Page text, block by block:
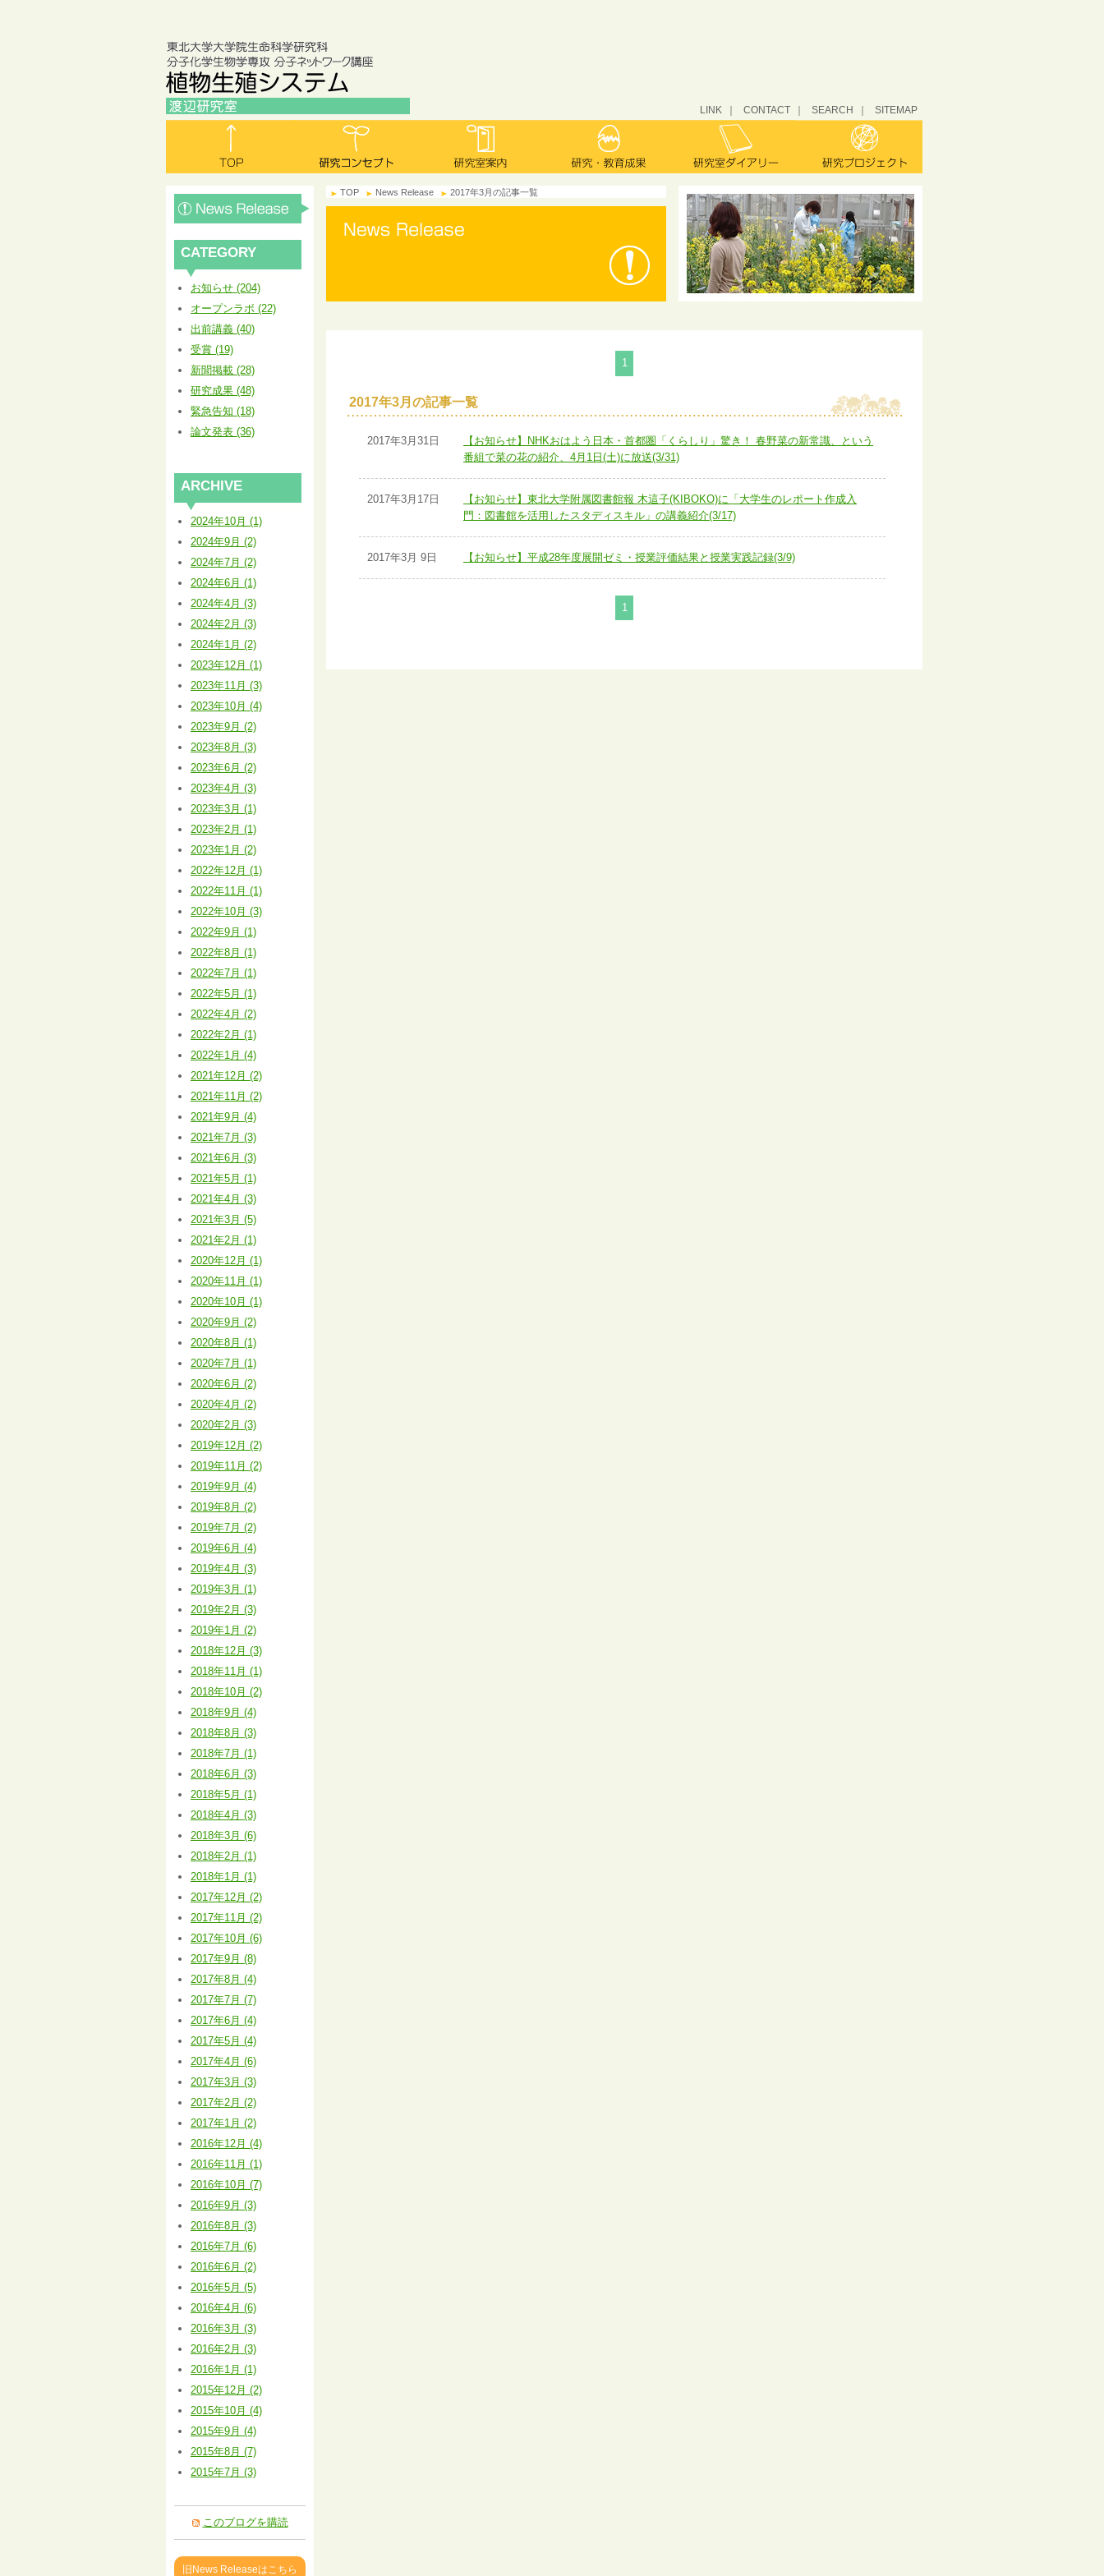
LINK CONTACT SEARCH SITEMAP
TOP News Release 2017年3月の記事一覧
1
2017年3月の記事一覧
2017年3月31日
【お知らせ】NHKおはよう日本・首都圏「くらしり」驚き！ 春野菜の新常識、という
番組で菜の花の紹介、4月1日(土)に放送(3/31)
2017年3月17日
【お知らせ】東北大学附属図書館報 木這子(KIBOKO)に「大学生のレポート作成入
門：図書館を活用したスタディスキル」の講義紹介(3/17)
2017年3月 9日 【お知らせ】平成28年度展開ゼミ・授業評価結果と授業実践記録(3/9)
1
CATEGORY
お知らせ (204)
オープンラボ (22)
出前講義 (40)
受賞 (19)
新聞掲載 (28)
研究成果 (48)
緊急告知 (18)
論文発表 (36)
ARCHIVE
2024年10月 (1)
2024年9月 (2)
2024年7月 (2)
2024年6月 (1)
2024年4月 (3)
2024年2月 (3)
2024年1月 (2)
2023年12月 (1)
2023年11月 (3)
2023年10月 (4)
2023年9月 (2)
2023年8月 (3)
2023年6月 (2)
2023年4月 (3)
2023年3月 (1)
2023年2月 (1)
2023年1月 (2)
2022年12月 (1)
2022年11月 (1)
2022年10月 (3)
2022年9月 (1)
2022年8月 (1)
2022年7月 (1)
2022年5月 (1)
2022年4月 (2)
2022年2月 (1)
2022年1月 (4)
2021年12月 (2)
2021年11月 (2)
2021年9月 (4)
2021年7月 (3)
2021年6月 (3)
2021年5月 (1)
2021年4月 (3)
2021年3月 (5)
2021年2月 (1)
2020年12月 (1)
2020年11月 (1)
2020年10月 (1)
2020年9月 (2)
2020年8月 (1)
2020年7月 (1)
2020年6月 (2)
2020年4月 (2)
2020年2月 (3)
2019年12月 (2)
2019年11月 (2)
2019年9月 (4)
2019年8月 (2)
2019年7月 (2)
2019年6月 (4)
2019年4月 (3)
2019年3月 (1)
2019年2月 (3)
2019年1月 (2)
2018年12月 (3)
2018年11月 (1)
2018年10月 (2)
2018年9月 (4)
2018年8月 (3)
2018年7月 (1)
2018年6月 (3)
2018年5月 (1)
2018年4月 (3)
2018年3月 (6)
2018年2月 (1)
2018年1月 (1)
2017年12月 (2)
2017年11月 (2)
2017年10月 (6)
2017年9月 (8)
2017年8月 (4)
2017年7月 (7)
2017年6月 (4)
2017年5月 (4)
2017年4月 (6)
2017年3月 (3)
2017年2月 (2)
2017年1月 (2)
2016年12月 (4)
2016年11月 (1)
2016年10月 (7)
2016年9月 (3)
2016年8月 (3)
2016年7月 (6)
2016年6月 (2)
2016年5月 (5)
2016年4月 (6)
2016年3月 (3)
2016年2月 (3)
2016年1月 (1)
2015年12月 (2)
2015年10月 (4)
2015年9月 (4)
2015年8月 (7)
2015年7月 (3)
このブログを購読
旧News Releaseはこちら